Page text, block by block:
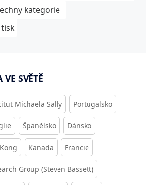
kategorie
SVĚTĚ
Michaela Sally Portugalsko
Španělsko Dánsko
Kanada Francie
Group (Steven Bassett)